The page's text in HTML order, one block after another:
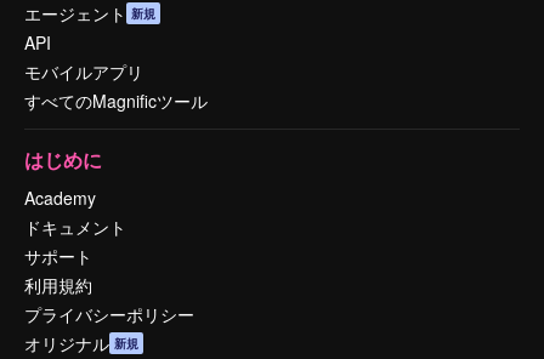
エージェント 新規
API
モバイルアプリ
すべてのMagnificツール
はじめに
Academy
ドキュメント
サポート
利用規約
プライバシーポリシー
オリジナル 新規